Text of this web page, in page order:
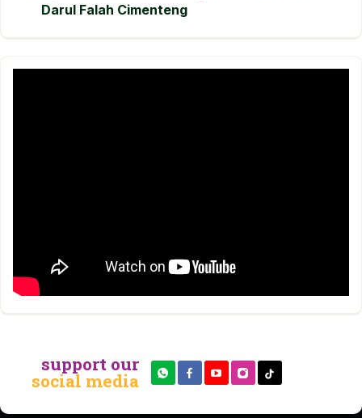
Darul Falah Cimenteng
support our
social media